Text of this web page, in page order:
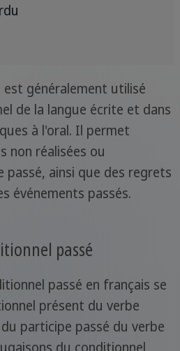
est généralement utilisé
de la langue écrite et dans
à l'oral. Il permet
non réalisées ou
passé, ainsi que des regrets
événements passés.
passé
passé en français se
présent du verbe
participe passé du verbe